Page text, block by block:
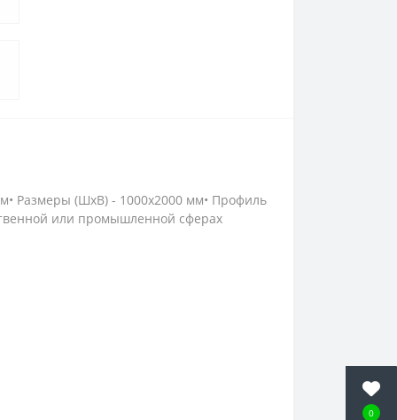
0
Размеры (ШxВ) - 1000x2000 мм• Профиль
или промышленной сферах